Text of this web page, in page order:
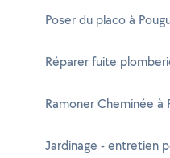
Poser du placo à
Réparer fuite
Ramoner Cheminée à
Jardinage - entretien